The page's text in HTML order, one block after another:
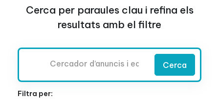
Cerca per paraules clau i refina els
resultats amb el filtre
Cerca
Filtra per: